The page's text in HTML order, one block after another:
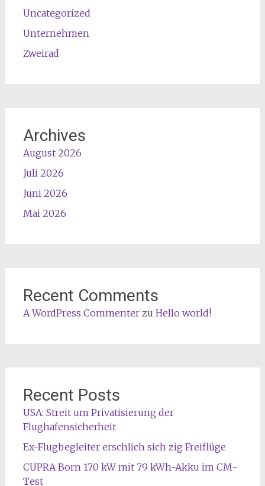
Uncategorized
Unternehmen
Zweirad
Archives
August 2026
Juli 2026
Juni 2026
Mai 2026
Recent Comments
A WordPress Commenterzu Hello world!
Recent Posts
USA: Streit um Privatisierung der
Flughafensicherheit
Ex-Flugbegleiter erschlich sich zig Freiflüge
CUPRA Born 170 kW mit 79 kWh-Akku im CM-
Test